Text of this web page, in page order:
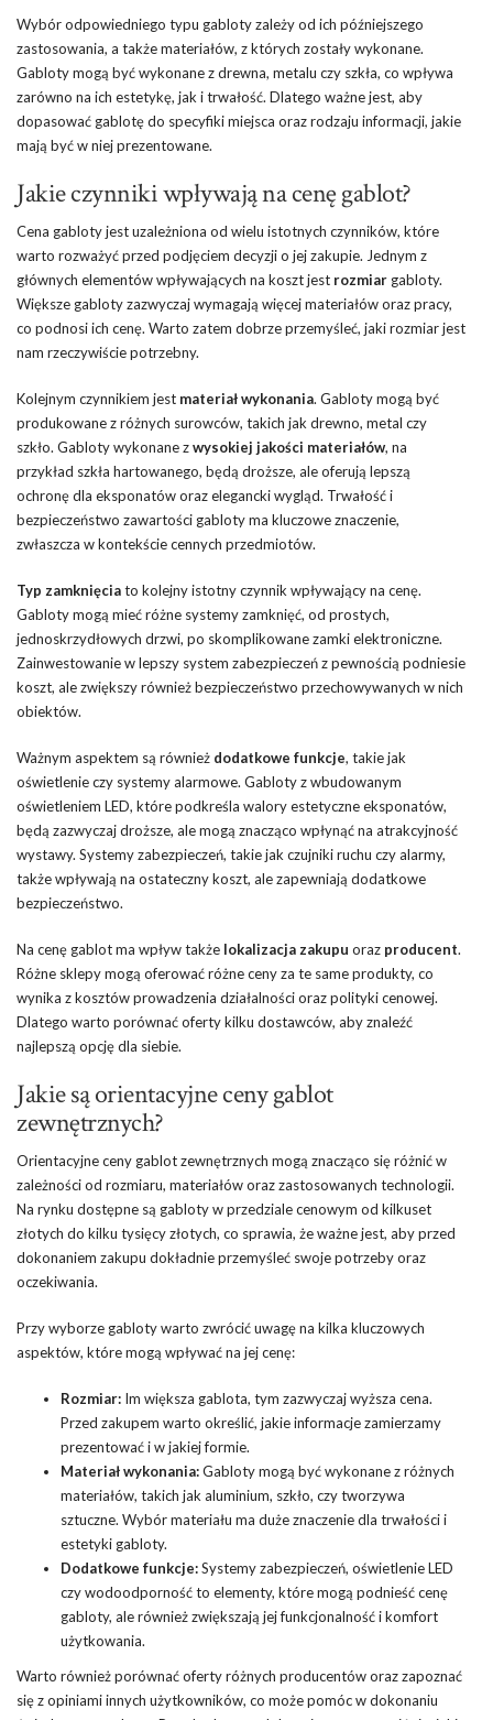
Wybór odpowiedniego typu gabloty zależy od ich późniejszego
zastosowania, a także materiałów, z których zostały wykonane.
Gabloty mogą być wykonane z drewna, metalu czy szkła, co wpływa
zarówno na ich estetykę, jak i trwałość. Dlatego ważne jest, aby
dopasować gablotę do specyfiki miejsca oraz rodzaju informacji, jakie
mają być w niej prezentowane.
Jakie czynniki wpływają na cenę gablot?
Cena gabloty jest uzależniona od wielu istotnych czynników, które
warto rozważyć przed podjęciem decyzji o jej zakupie. Jednym z
głównych elementów wpływających na koszt jest rozmiar gabloty.
Większe gabloty zazwyczaj wymagają więcej materiałów oraz pracy,
co podnosi ich cenę. Warto zatem dobrze przemyśleć, jaki rozmiar jest
nam rzeczywiście potrzebny.
Kolejnym czynnikiem jest materiał wykonania. Gabloty mogą być
produkowane z różnych surowców, takich jak drewno, metal czy
szkło. Gabloty wykonane zwysokiej jakości materiałów, na
przykład szkła hartowanego, będą droższe, ale oferują lepszą
ochronę dla eksponatów oraz elegancki wygląd. Trwałość i
bezpieczeństwo zawartości gabloty ma kluczowe znaczenie,
zwłaszcza w kontekście cennych przedmiotów.
Typ zamknięciato kolejny istotny czynnik wpływający na cenę.
Gabloty mogą mieć różne systemy zamknięć, od prostych,
jednoskrzydłowych drzwi, po skomplikowane zamki elektroniczne.
Zainwestowanie w lepszy system zabezpieczeń z pewnością podniesie
koszt, ale zwiększy również bezpieczeństwo przechowywanych w nich
obiektów.
Ważnym aspektem są również dodatkowe funkcje, takie jak
oświetlenie czy systemy alarmowe. Gabloty z wbudowanym
oświetleniem LED, które podkreśla walory estetyczne eksponatów,
będą zazwyczaj droższe, ale mogą znacząco wpłynąć na atrakcyjność
wystawy. Systemy zabezpieczeń, takie jak czujniki ruchu czy alarmy,
także wpływają na ostateczny koszt, ale zapewniają dodatkowe
bezpieczeństwo.
Na cenę gablot ma wpływ także lokalizacja zakupu oraz producent.
Różne sklepy mogą oferować różne ceny za te same produkty, co
wynika z kosztów prowadzenia działalności oraz polityki cenowej.
Dlatego warto porównać oferty kilku dostawców, aby znaleźć
najlepszą opcję dla siebie.
Jakie są orientacyjne ceny gablot
zewnętrznych?
Orientacyjne ceny gablot zewnętrznych mogą znacząco się różnić w
zależności od rozmiaru, materiałów oraz zastosowanych technologii.
Na rynku dostępne są gabloty w przedziale cenowym od kilkuset
złotych do kilku tysięcy złotych, co sprawia, że ważne jest, aby przed
dokonaniem zakupu dokładnie przemyśleć swoje potrzeby oraz
oczekiwania.
Przy wyborze gabloty warto zwrócić uwagę na kilka kluczowych
aspektów, które mogą wpływać na jej cenę:
Rozmiar: Im większa gablota, tym zazwyczaj wyższa cena.
Przed zakupem warto określić, jakie informacje zamierzamy
prezentować i w jakiej formie.
Materiał wykonania:Gabloty mogą być wykonane z różnych
materiałów, takich jak aluminium, szkło, czy tworzywa
sztuczne. Wybór materiału ma duże znaczenie dla trwałości i
estetyki gabloty.
Dodatkowe funkcje:Systemy zabezpieczeń, oświetlenie LED
czy wodoodporność to elementy, które mogą podnieść cenę
gabloty, ale również zwiększają jej funkcjonalność i komfort
użytkowania.
Warto również porównać oferty różnych producentów oraz zapoznać
się z opiniami innych użytkowników, co może pomóc w dokonaniu